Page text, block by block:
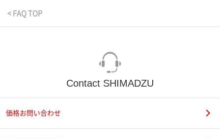
< FAQ TOP
Contact SHIMADZU
価格お問い合わせ